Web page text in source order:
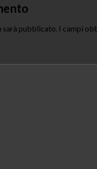
sarà pubblicato. I campi